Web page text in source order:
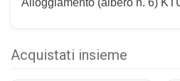
Acquistati insieme